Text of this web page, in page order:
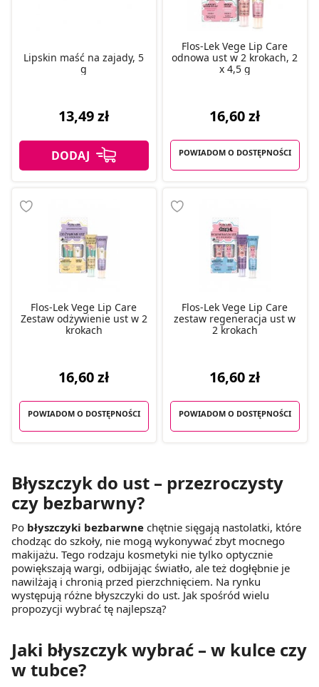
Lipskin maść na zajady, 5
g
13,49 zł
Flos-Lek Vege Lip Care
odnowa ust w 2 krokach, 2
x 4,5 g
16,60 zł
POWIADOM O DOSTĘPNOŚCI
Flos-Lek Vege Lip Care
Zestaw odżywienie ust w 2
krokach
16,60 zł
POWIADOM O DOSTĘPNOŚCI
Flos-Lek Vege Lip Care
zestaw regeneracja ust w
2 krokach
16,60 zł
POWIADOM O DOSTĘPNOŚCI
Błyszczyk do ust – przezroczysty
czy bezbarwny?
Po błyszczyki bezbarwne chętnie sięgają nastolatki, które
chodząc do szkoły, nie mogą wykonywać zbyt mocnego
makijażu. Tego rodzaju kosmetyki nie tylko optycznie
powiększają wargi, odbijając światło, ale też dogłębnie je
nawilżają i chronią przed pierzchnięciem. Na rynku
występują różne błyszczyki do ust. Jak spośród wielu
propozycji wybrać tę najlepszą?
Jaki błyszczyk wybrać – w kulce czy
w tubce?